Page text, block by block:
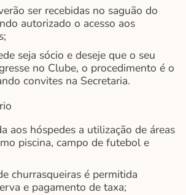
ser recebidas no saguão do
autorizado o acesso aos
seja sócio e deseje que o seu
no Clube, o procedimento é o
convites na Secretaria.
aos hóspedes a utilização de áreas
piscina, campo de futebol e
churrasqueiras é permitida
e pagamento de taxa;